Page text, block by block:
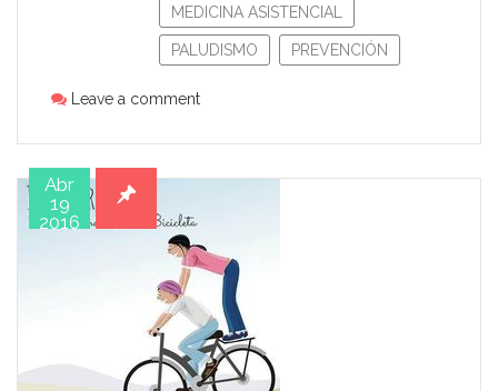
MEDICINA ASISTENCIAL
PALUDISMO PREVENCIÓN
Leave a comment
Abr
19
2016